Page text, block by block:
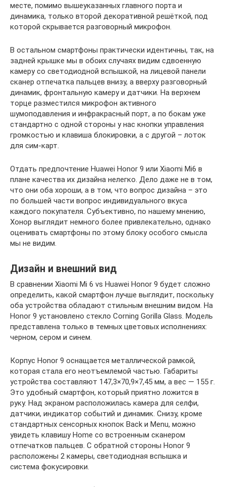
месте, помимо вышеуказанных главного порта и
динамика, только второй декоративной решёткой, под
которой скрывается разговорный микрофон.
В остальном смартфоны практически идентичны, так, на
задней крышке мы в обоих случаях видим сдвоенную
камеру со светодиодной вспышкой, на лицевой панели
сканер отпечатка пальцев внизу, а вверху разговорный
динамик, фронтальную камеру и датчики. На верхнем
торце разместился микрофон активного
шумоподавления и инфракрасный порт, а по бокам уже
стандартно с одной стороны у нас кнопки управления
громкостью и клавиша блокировки, а с другой – лоток
для сим-карт.
Отдать предпочтение Huawei Honor 9 или Xiaomi Mi6 в
плане качества их дизайна нелегко. Дело даже не в том,
что они оба хороши, а в том, что вопрос дизайна – это
по большей части вопрос индивидуального вкуса
каждого покупателя. Субъективно, по нашему мнению,
Хонор выглядит немного более привлекательно, однако
оценивать смартфоны по этому блоку особого смысла
мы не видим.
Дизайн и внешний вид
В сравнении Xiaomi Mi 6 vs Huawei Honor 9 будет сложно
определить, какой смартфон лучше выглядит, поскольку
оба устройства обладают стильным внешним видом. На
Honor 9 установлено стекло Corning Gorilla Glass. Модель
представлена только в темных цветовых исполнениях:
черном, сером и синем.
Корпус Honor 9 оснащается металлической рамкой,
которая стала его неотъемлемой частью. Габариты
устройства составляют 147,3×70,9×7,45 мм, а вес — 155 г.
Это удобный смартфон, который приятно ложится в
руку. Над экраном расположилась камера для селфи,
датчики, индикатор событий и динамик. Снизу, кроме
стандартных сенсорных кнопок Back и Menu, можно
увидеть клавишу Home со встроенным сканером
отпечатков пальцев. С обратной стороны Honor 9
расположены 2 камеры, светодиодная вспышка и
система фокусировки.